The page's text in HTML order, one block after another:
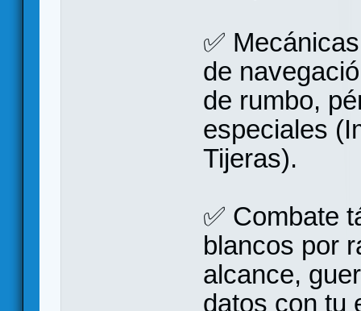
✅
de
de rumbo,
especiales
Tijeras).
✅ Combate
blancos por
alcance,
datos con tu